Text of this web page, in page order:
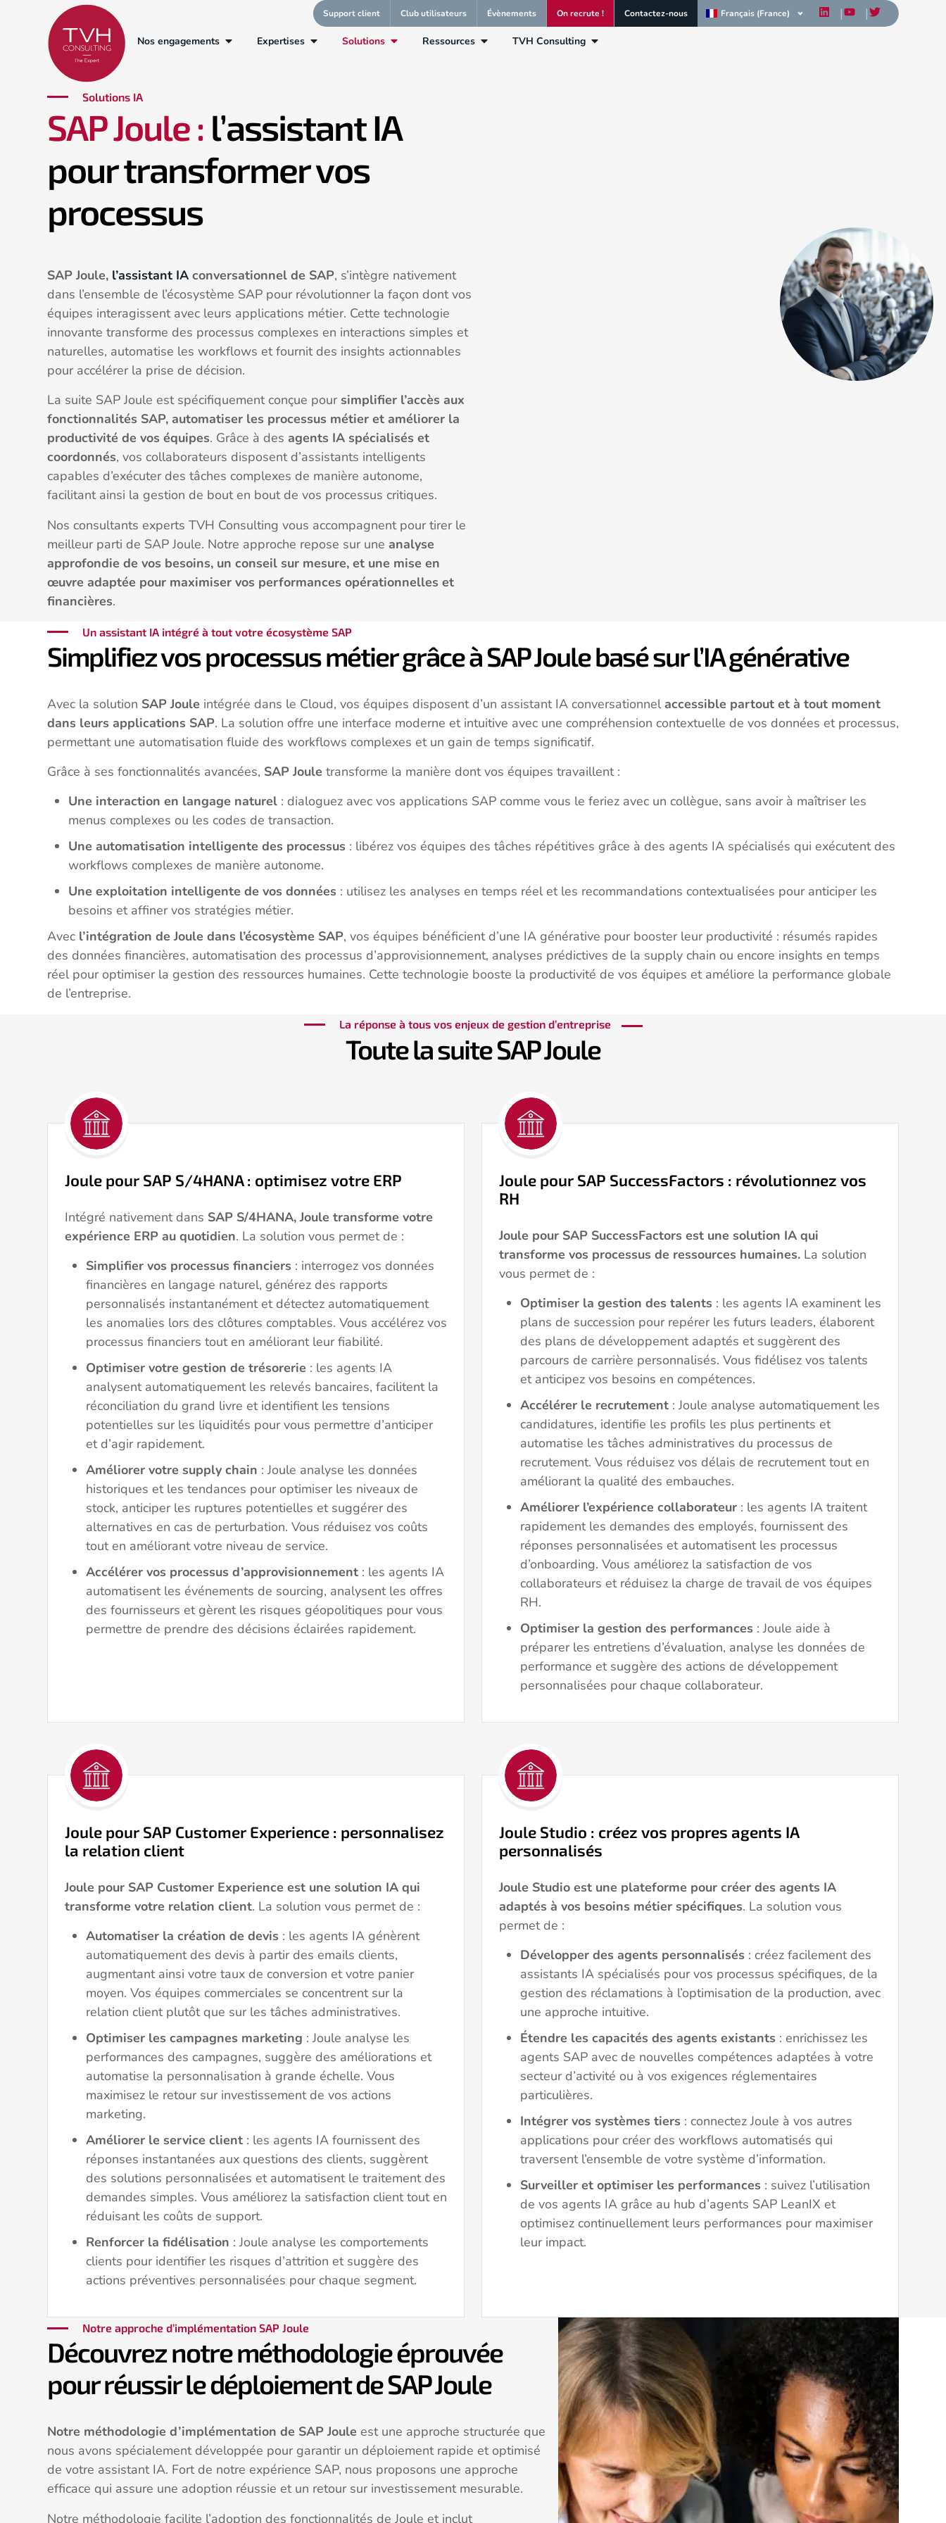
Support client Club utilisateurs Évènements On recrute ! Contactez-nous Français (France)
Nos engagements Expertises Solutions Ressources TVH Consulting
Solutions IA
SAP Joule : l’assistant IA
pour transformer vos
processus
SAP Joule, l’assistant IA conversationnel de SAP, s’intègre nativement
dans l’ensemble de l’écosystème SAP pour révolutionner la façon dont vos
équipes interagissent avec leurs applications métier. Cette technologie
innovante transforme des processus complexes en interactions simples et
naturelles, automatise les workflows et fournit des insights actionnables
pour accélérer la prise de décision.
La suite SAP Joule est spécifiquement conçue poursimplifier l’accès aux
fonctionnalités SAP, automatiser les processus métier et améliorer la
productivité de vos équipes. Grâce à des agents IA spécialisés et
coordonnés, vos collaborateurs disposent d’assistants intelligents
capables d’exécuter des tâches complexes de manière autonome,
facilitant ainsi la gestion de bout en bout de vos processus critiques.
Nos consultants experts TVH Consulting vous accompagnent pour tirer le
meilleur parti de SAP Joule. Notre approche repose sur une analyse
approfondie de vos besoins, un conseil sur mesure, et une mise en
œuvre adaptée pour maximiser vos performances opérationnelles et
financières.
Un assistant IA intégré à tout votre écosystème SAP
Simplifiez vos processus métier grâce à SAP Joule basé sur l’IA générative
Avec la solution SAP Joule intégrée dans le Cloud, vos équipes disposent d’un assistant IA conversationnelaccessible partout et à tout moment
dans leurs applications SAP. La solution offre une interface moderne et intuitive avec une compréhension contextuelle de vos données et processus,
permettant une automatisation fluide des workflows complexes et un gain de temps significatif.
Grâce à ses fonctionnalités avancées, SAP Joule transforme la manière dont vos équipes travaillent :
Une interaction en langage naturel : dialoguez avec vos applications SAP comme vous le feriez avec un collègue, sans avoir à maîtriser les
menus complexes ou les codes de transaction.
Une automatisation intelligente des processus : libérez vos équipes des tâches répétitives grâce à des agents IA spécialisés qui exécutent des
workflows complexes de manière autonome.
Une exploitation intelligente de vos données : utilisez les analyses en temps réel et les recommandations contextualisées pour anticiper les
besoins et affiner vos stratégies métier.
Avec l’intégration de Joule dans l’écosystème SAP, vos équipes bénéficient d’une IA générative pour booster leur productivité : résumés rapides
des données financières, automatisation des processus d’approvisionnement, analyses prédictives de la supply chain ou encore insights en temps
réel pour optimiser la gestion des ressources humaines. Cette technologie booste la productivité de vos équipes et améliore la performance globale
de l’entreprise.
La réponse à tous vos enjeux de gestion d’entreprise
Toute la suite SAP Joule
Joule pour SAP S/4HANA : optimisez votre ERP
Intégré nativement dans SAP S/4HANA, Joule transforme votre
expérience ERP au quotidien. La solution vous permet de :
Simplifier vos processus financiers : interrogez vos données
financières en langage naturel, générez des rapports
personnalisés instantanément et détectez automatiquement
les anomalies lors des clôtures comptables. Vous accélérez vos
processus financiers tout en améliorant leur fiabilité.
Optimiser votre gestion de trésorerie : les agents IA
analysent automatiquement les relevés bancaires, facilitent la
réconciliation du grand livre et identifient les tensions
potentielles sur les liquidités pour vous permettre d’anticiper
et d’agir rapidement.
Améliorer votre supply chain : Joule analyse les données
historiques et les tendances pour optimiser les niveaux de
stock, anticiper les ruptures potentielles et suggérer des
alternatives en cas de perturbation. Vous réduisez vos coûts
tout en améliorant votre niveau de service.
Accélérer vos processus d’approvisionnement : les agents IA
automatisent les événements de sourcing, analysent les offres
des fournisseurs et gèrent les risques géopolitiques pour vous
permettre de prendre des décisions éclairées rapidement.
Joule pour SAP SuccessFactors : révolutionnez vos
RH
Joule pour SAP SuccessFactors est une solution IA qui
transforme vos processus de ressources humaines. La solution
vous permet de :
Optimiser la gestion des talents : les agents IA examinent les
plans de succession pour repérer les futurs leaders, élaborent
des plans de développement adaptés et suggèrent des
parcours de carrière personnalisés. Vous fidélisez vos talents
et anticipez vos besoins en compétences.
Accélérer le recrutement : Joule analyse automatiquement les
candidatures, identifie les profils les plus pertinents et
automatise les tâches administratives du processus de
recrutement. Vous réduisez vos délais de recrutement tout en
améliorant la qualité des embauches.
Améliorer l’expérience collaborateur : les agents IA traitent
rapidement les demandes des employés, fournissent des
réponses personnalisées et automatisent les processus
d’onboarding. Vous améliorez la satisfaction de vos
collaborateurs et réduisez la charge de travail de vos équipes
RH.
Optimiser la gestion des performances : Joule aide à
préparer les entretiens d’évaluation, analyse les données de
performance et suggère des actions de développement
personnalisées pour chaque collaborateur.
Joule pour SAP Customer Experience : personnalisez
la relation client
Joule pour SAP Customer Experience est une solution IA qui
transforme votre relation client. La solution vous permet de :
Automatiser la création de devis : les agents IA génèrent
automatiquement des devis à partir des emails clients,
augmentant ainsi votre taux de conversion et votre panier
moyen. Vos équipes commerciales se concentrent sur la
relation client plutôt que sur les tâches administratives.
Optimiser les campagnes marketing : Joule analyse les
performances des campagnes, suggère des améliorations et
automatise la personnalisation à grande échelle. Vous
maximisez le retour sur investissement de vos actions
marketing.
Améliorer le service client : les agents IA fournissent des
réponses instantanées aux questions des clients, suggèrent
des solutions personnalisées et automatisent le traitement des
demandes simples. Vous améliorez la satisfaction client tout en
réduisant les coûts de support.
Renforcer la fidélisation : Joule analyse les comportements
clients pour identifier les risques d’attrition et suggère des
actions préventives personnalisées pour chaque segment.
Joule Studio : créez vos propres agents IA
personnalisés
Joule Studio est une plateforme pour créer des agents IA
adaptés à vos besoins métier spécifiques. La solution vous
permet de :
Développer des agents personnalisés : créez facilement des
assistants IA spécialisés pour vos processus spécifiques, de la
gestion des réclamations à l’optimisation de la production, avec
une approche intuitive.
Étendre les capacités des agents existants : enrichissez les
agents SAP avec de nouvelles compétences adaptées à votre
secteur d’activité ou à vos exigences réglementaires
particulières.
Intégrer vos systèmes tiers : connectez Joule à vos autres
applications pour créer des workflows automatisés qui
traversent l’ensemble de votre système d’information.
Surveiller et optimiser les performances : suivez l’utilisation
de vos agents IA grâce au hub d’agents SAP LeanIX et
optimisez continuellement leurs performances pour maximiser
leur impact.
Notre approche d’implémentation SAP Joule
Découvrez notre méthodologie éprouvée
pour réussir le déploiement de SAP Joule
Notre méthodologie d’implémentation de SAP Joule est une approche structurée que
nous avons spécialement développée pour garantir un déploiement rapide et optimisé
de votre assistant IA. Fort de notre expérience SAP, nous proposons une approche
efficace qui assure une adoption réussie et un retour sur investissement mesurable.
Notre méthodologie facilite l’adoption des fonctionnalités de Joule et inclut